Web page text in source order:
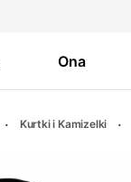
Ona
Kurtki i Kamizelki